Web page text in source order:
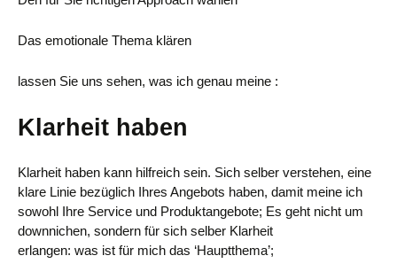
Das emotionale Thema klären
lassen Sie uns sehen, was ich genau meine :
Klarheit haben
Klarheit haben kann hilfreich sein. Sich selber verstehen, eine
klare Linie bezüglich Ihres Angebots haben, damit meine ich
sowohl Ihre Service und Produktangebote; Es geht nicht um
downnichen, sondern für sich selber Klarheit
erlangen: was ist für mich das ‘Hauptthema’;